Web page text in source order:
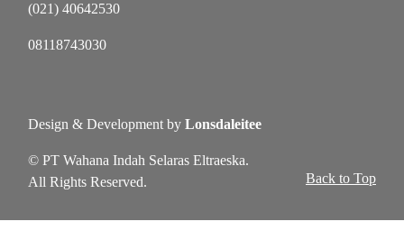
(021) 40642530
08118743030
Design & Development by Lonsdaleitee
© PT Wahana Indah Selaras Eltraeska.
All Rights Reserved.
Back to Top